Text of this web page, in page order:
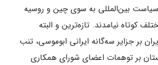
بین‌المللی به سوی چین و روسیه
کوتاه نیامدند. تازه‌ترین و البته
بر جزایر سه‌گانه ایرانی ابوموسی، تنب
بر توهمات اعضای شورای همکاری